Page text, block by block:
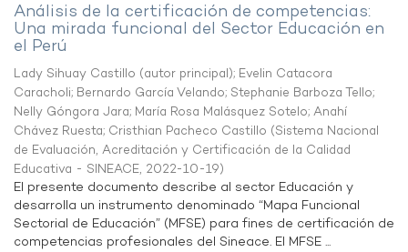
Análisis de la certificación de competencias:
Una mirada funcional del Sector Educación en
el Perú
Lady Sihuay Castillo (autor principal); Evelin Catacora
Caracholi; Bernardo García Velando; Stephanie Barboza Tello;
Nelly Góngora Jara; María Rosa Malásquez Sotelo; Anahí
Chávez Ruesta; Cristhian Pacheco Castillo (Sistema Nacional
de Evaluación, Acreditación y Certificación de la Calidad
Educativa - SINEACE, 2022-10-19)
El presente documento describe al sector Educación y
desarrolla un instrumento denominado “Mapa Funcional
Sectorial de Educación” (MFSE) para fines de certificación de
competencias profesionales del Sineace. El MFSE ...